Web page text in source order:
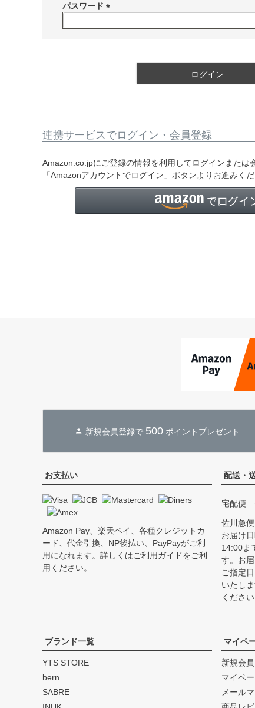
)
パスワード
ログイン
連携サービスでログイン・会員登録
Amazon.co.jpにご登録の情報を利用してログインまたは
「Amazonアカウントでログイン」ボタンよりお進みくだ
新規会員登録で 500ポイントプレゼント
お支払い
Amazon Pay、楽天ペイ、各種クレジットカ
ード、代金引換、NP後払い、PayPayがご利
用になれます。詳しくはご利用ガイドをご利
用ください。
配送・
宅配便
佐川急
お届け
14:00ま
す。お
ご指定
いたし
ください
ブランド一覧
YTS STORE
bern
SABRE
マイペ
新規会
マイペ
メール